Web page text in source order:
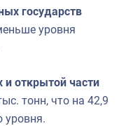
государств
уровня
и открытой части
тонн, что на 42,9
уровня.